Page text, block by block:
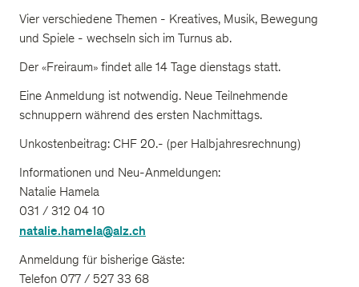
Vier verschiedene Themen - Kreatives, Musik, Bewegung
und Spiele - wechseln sich im Turnus ab.
Der «Freiraum» findet alle 14 Tage dienstags statt.
Eine Anmeldung ist notwendig. Neue Teilnehmende
schnuppern während des ersten Nachmittags.
Unkostenbeitrag: CHF 20.- (per Halbjahresrechnung)
Informationen und Neu-Anmeldungen:
Natalie Hamela
031 / 312 04 10
natalie.hamela@alz.ch
Anmeldung für bisherige Gäste:
Telefon 077 / 527 33 68